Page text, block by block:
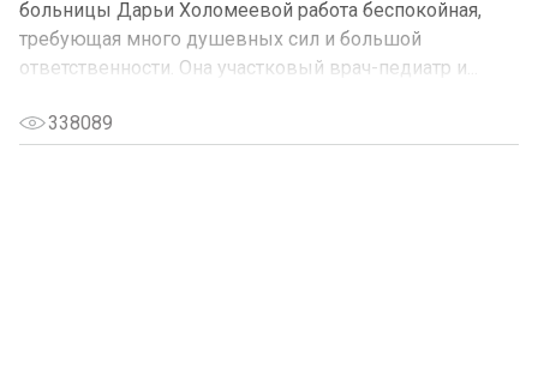
больницы Дарьи Холомеевой работа беспокойная,
требующая много душевных сил и большой
ответственности. Она участковый врач-педиатр и...
338089